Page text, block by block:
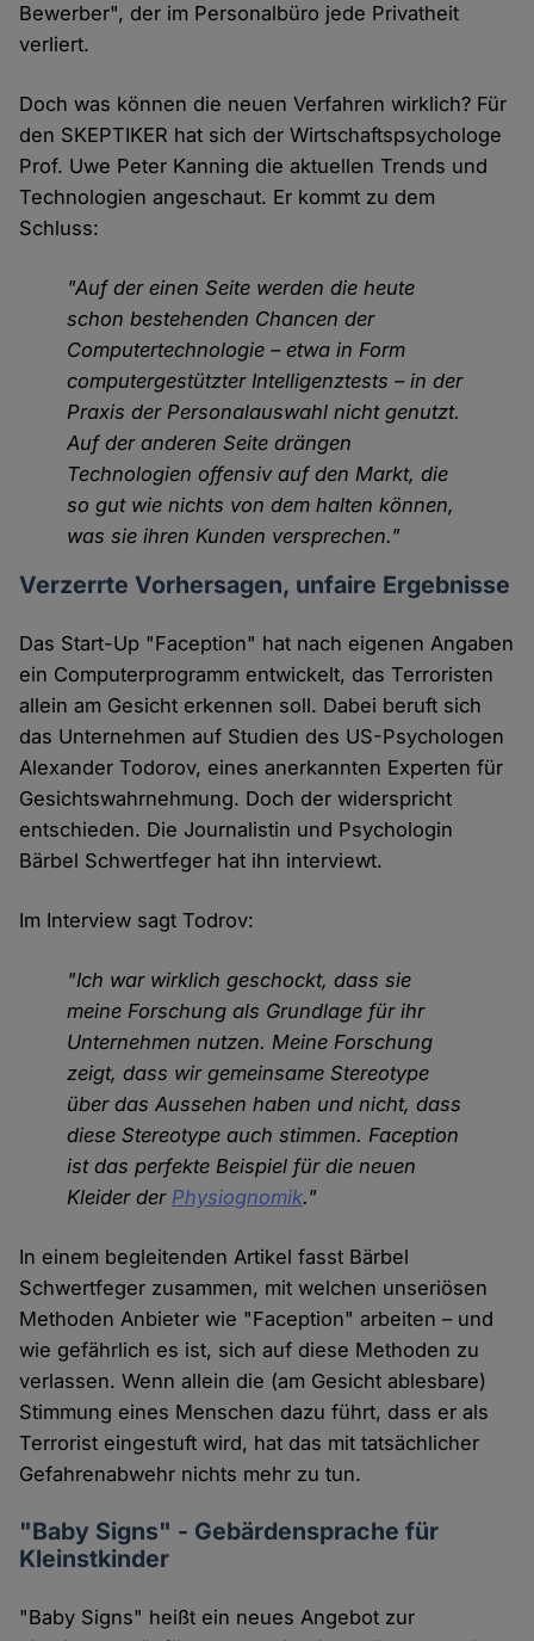
Bewerber", der im Personalbüro jede Privatheit
verliert.
Doch was können die neuen Verfahren wirklich? Für
den SKEPTIKER hat sich der Wirtschaftspsychologe
Prof. Uwe Peter Kanning die aktuellen Trends und
Technologien angeschaut. Er kommt zu dem
Schluss:
"Auf der einen Seite werden die heute
schon bestehenden Chancen der
Computertechnologie – etwa in Form
computergestützter Intelligenztests – in der
Praxis der Personalauswahl nicht genutzt.
Auf der anderen Seite drängen
Technologien offensiv auf den Markt, die
so gut wie nichts von dem halten können,
was sie ihren Kunden versprechen."
Verzerrte Vorhersagen, unfaire Ergebnisse
Das Start-Up "Faception" hat nach eigenen Angaben
ein Computerprogramm entwickelt, das Terroristen
allein am Gesicht erkennen soll. Dabei beruft sich
das Unternehmen auf Studien des US-Psychologen
Alexander Todorov, eines anerkannten Experten für
Gesichtswahrnehmung. Doch der widerspricht
entschieden. Die Journalistin und Psychologin
Bärbel Schwertfeger hat ihn interviewt.
Im Interview sagt Todrov:
"Ich war wirklich geschockt, dass sie
meine Forschung als Grundlage für ihr
Unternehmen nutzen. Meine Forschung
zeigt, dass wir gemeinsame Stereotype
über das Aussehen haben und nicht, dass
diese Stereotype auch stimmen. Faception
ist das perfekte Beispiel für die neuen
Kleider der Physiognomik."
In einem begleitenden Artikel fasst Bärbel
Schwertfeger zusammen, mit welchen unseriösen
Methoden Anbieter wie "Faception" arbeiten – und
wie gefährlich es ist, sich auf diese Methoden zu
verlassen. Wenn allein die (am Gesicht ablesbare)
Stimmung eines Menschen dazu führt, dass er als
Terrorist eingestuft wird, hat das mit tatsächlicher
Gefahrenabwehr nichts mehr zu tun.
"Baby Signs" - Gebärdensprache für
Kleinstkinder
"Baby Signs" heißt ein neues Angebot zur